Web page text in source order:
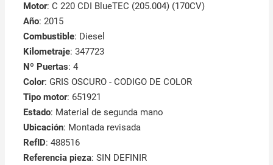
Motor: C 220 CDI BlueTEC (205.004) (170CV)
Año: 2015
Combustible: Diesel
Kilometraje: 347723
Nº Puertas: 4
Color: GRIS OSCURO - CODIGO DE COLOR
Tipo motor: 651921
Estado: Material de segunda mano
Ubicación: Montada revisada
RefID: 488516
Referencia pieza: SIN DEFINIR